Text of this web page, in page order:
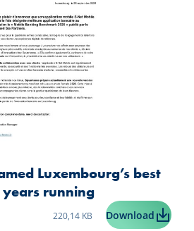
Luxembourg’s best
running
Taille du fichier:
220,14 KB Download S-Net